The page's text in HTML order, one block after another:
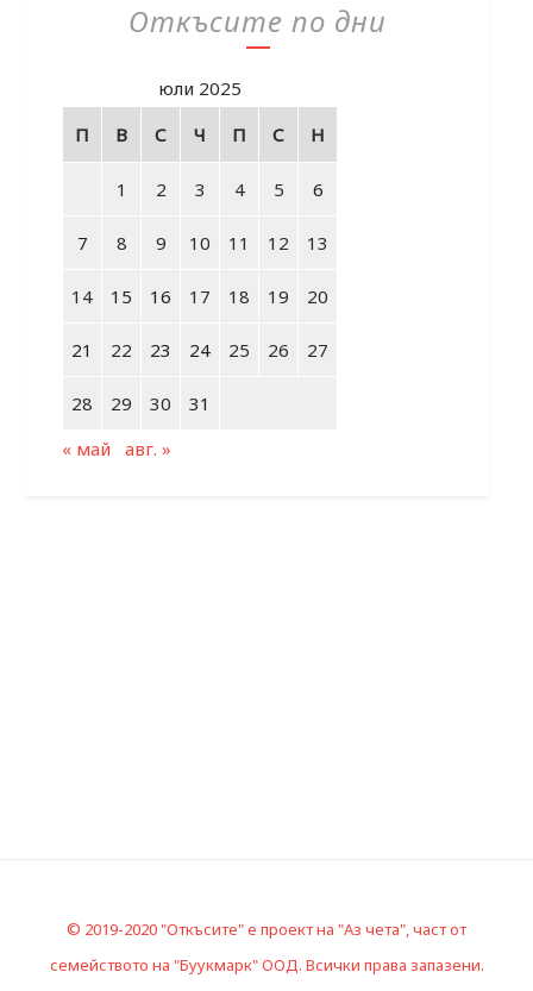
Откъсите по дни
юли 2025
П
В С Ч П С Н
1 2 3 4 5 6
7 8 9 10 11 12 13
14 15 16 17 18 19 20
21 22 23 24 25 26 27
28 29 30
31
« май
авг. »
© 2019-2020 "Откъсите" е проект на "Аз чета", част от
семейството на "Буукмарк" ООД. Всички права запазени.